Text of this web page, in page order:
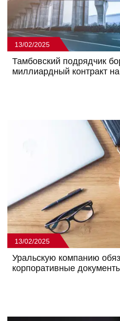
13/02/2025
Тамбовский подрядчик
миллиардный контракт
13/02/2025
Уральскую компанию
корпоративные